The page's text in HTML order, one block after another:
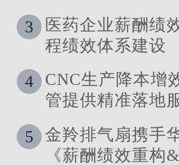
3
医药企业薪酬绩
程绩效体系建设
4
CNC生产降本增
管提供精准落地
5
金羚排气扇携手
《薪酬绩效重构